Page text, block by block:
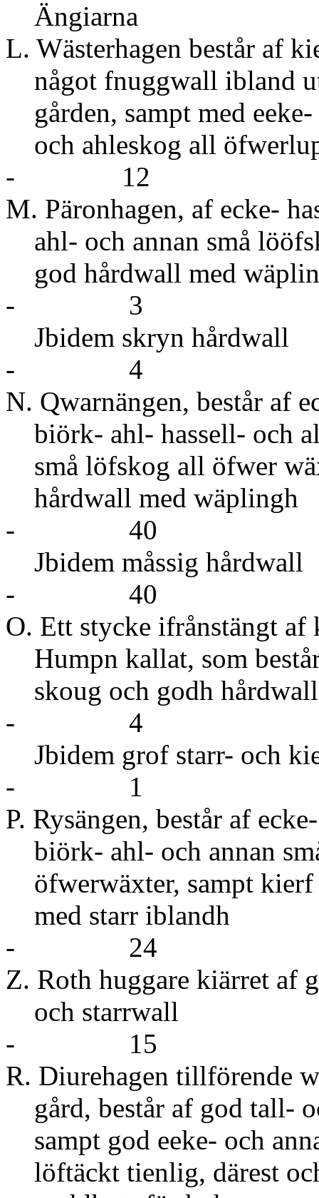
Ängiarna
L. Wästerhagen består af
något fnuggwall ibland
gården, sampt med
och
- 12
M. Päronhagen, af ecke-
ahl- och annan små
god hårdwall
- 3
Jbidem
- 4
N. Qwarnängen, består af
biörk- ahl- hassell- och
små löfskog all öfwer
hårdwall
- 40
Jbidem
- 40
O. Ett stycke ifrånstängt af
Humpn kallat, som
skoug och
- 4
Jbidem grof
- 1
P. Rysängen, består af
biörk- ahl- och annan
öfwerwäxter, sampt
med
- 24
Z. Roth huggare kiärret af
och
- 15
R. Diurehagen tillförende
gård, består af god tall-
sampt god eeke- och
löftäckt tienlig, därest